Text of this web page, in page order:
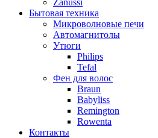
Zanussi
Бытовая техника
Микроволновые печи
Автомагнитолы
Утюги
Philips
Tefal
Фен для волос
Braun
Babyliss
Remington
Rowenta
Контакты